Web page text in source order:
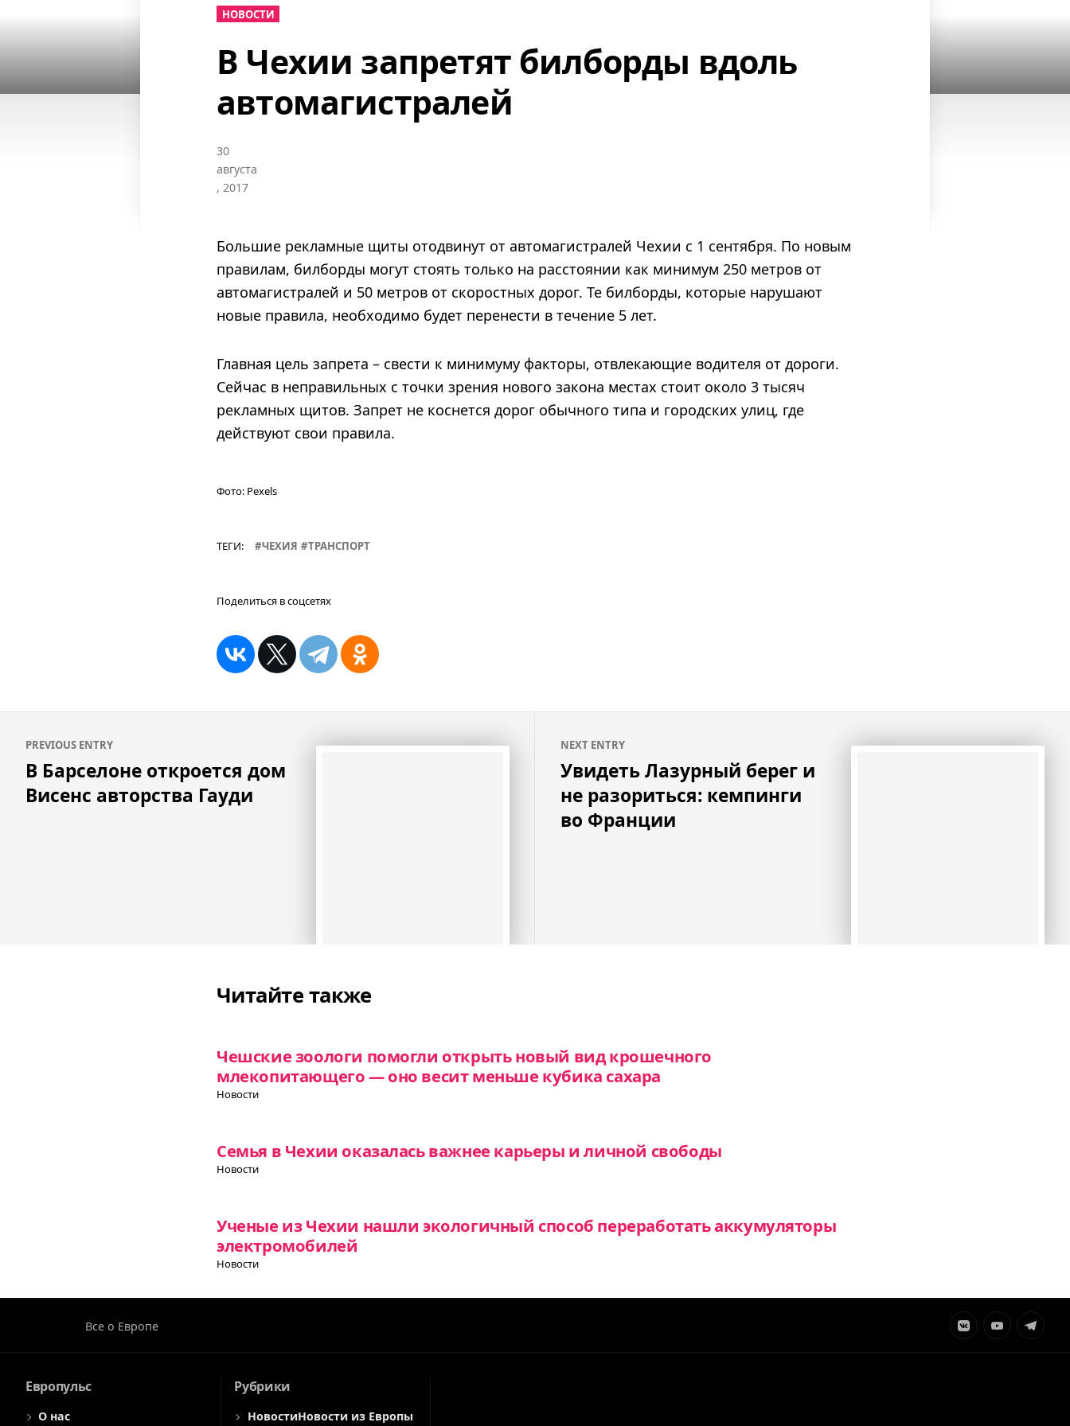
НОВОСТИ
В Чехии запретят билборды вдоль
автомагистралей
30
августа
, 2017
Большие рекламные щиты отодвинут от автомагистралей Чехии с 1 сентября. По новым
правилам, билборды могут стоять только на расстоянии как минимум 250 метров от
автомагистралей и 50 метров от скоростных дорог. Те билборды, которые нарушают
новые правила, необходимо будет перенести в течение 5 лет.
Главная цель запрета – свести к минимуму факторы, отвлекающие водителя от дороги.
Сейчас в неправильных с точки зрения нового закона местах стоит около 3 тысяч
рекламных щитов. Запрет не коснется дорог обычного типа и городских улиц, где
действуют свои правила.
Фото: Pexels
ТЕГИ: ЧЕХИЯ ТРАНСПОРТ
Поделиться в соцсетях
по
записям
PREVIOUS ENTRY
В Барселоне откроется дом
Висенс авторства Гауди
NEXT ENTRY
Увидеть Лазурный берег и
не разориться: кемпинги
во Франции
Читайте также
Чешские зоологи помогли открыть новый вид крошечного
млекопитающего — оно весит меньше кубика сахара
Новости
Семья в Чехии оказалась важнее карьеры и личной свободы
Новости
Ученые из Чехии нашли экологичный способ переработать аккумуляторы
электромобилей
Новости
Все о Европе
ЭлементЭлементЭлемент
Европульс
О нас
Рубрики
НовостиНовости из Европы